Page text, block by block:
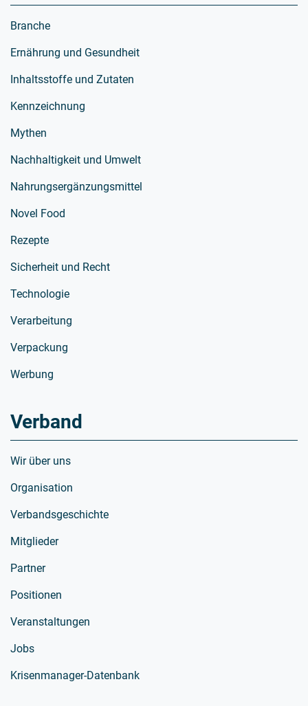
Branche
Ernährung und Gesundheit
Inhaltsstoffe und Zutaten
Kennzeichnung
Mythen
Nachhaltigkeit und Umwelt
Nahrungsergänzungsmittel
Novel Food
Rezepte
Sicherheit und Recht
Technologie
Verarbeitung
Verpackung
Werbung
Verband
Wir über uns
Organisation
Verbandsgeschichte
Mitglieder
Partner
Positionen
Veranstaltungen
Jobs
Krisenmanager-Datenbank